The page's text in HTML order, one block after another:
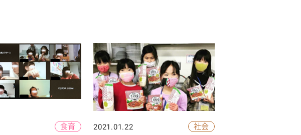
病院・施設用商品
食育 社会
2021.01.22